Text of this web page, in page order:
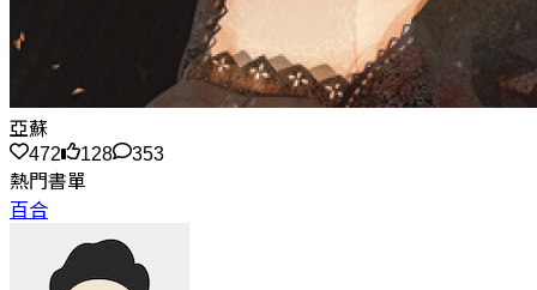
亞蘇
472
128
353
熱門書單
百合